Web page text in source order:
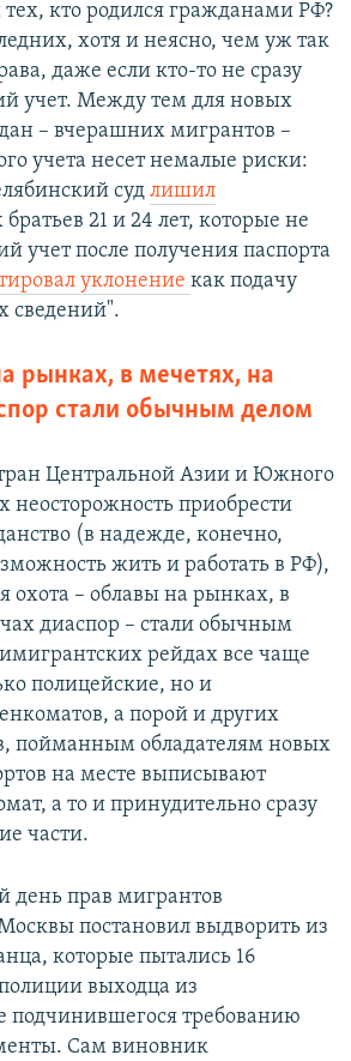
кто родился гражданами РФ?
хотя и неясно, чем уж так
даже если кто-то не сразу
учет. Между тем для новых
– вчерашних мигрантов –
учета несет немалые риски:
суд лишил
братьев 21 и 24 лет, которые не
учет после получения паспорта
уклонение как подачу
сведений".
рынках, в мечетях, на
стали обычным делом
Центральной Азии и Южного
неосторожность приобрести
(в надежде, конечно,
жить и работать в РФ),
охота – облавы на рынках, в
диаспор – стали обычным
рейдах все чаще
полицейские, но и
а порой и других
пойманным обладателям новых
на месте выписывают
а то и принудительно сразу
части.
прав мигрантов
постановил выдворить из
которые пытались 16
выходца из
подчинившегося требованию
Сам виновник